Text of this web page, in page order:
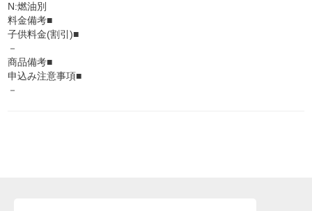
N:燃油別
料金備考■
子供料金(割引)■
－
商品備考■
申込み注意事項■
－